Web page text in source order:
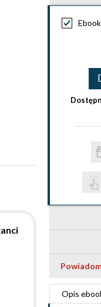
Ebook
Opis